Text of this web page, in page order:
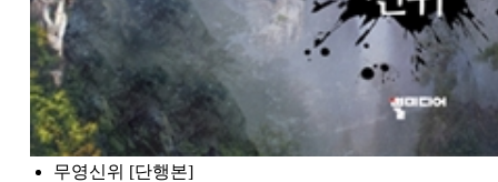
무영신위 [단행본]